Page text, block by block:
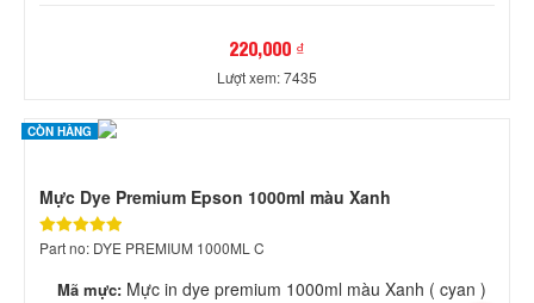
220,000 ₫
Lượt xem: 7435
CÒN HÀNG
Mực Dye Premium Epson 1000ml màu Xanh
Part no: DYE PREMIUM 1000ML C
Mã mực: Mực in dye premium 1000ml màu Xanh ( cyan )